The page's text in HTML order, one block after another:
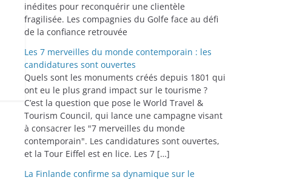
inédites pour reconquérir une clientèle
fragilisée. Les compagnies du Golfe face au défi
de la confiance retrouvée
Les 7 merveilles du monde contemporain : les
candidatures sont ouvertes
Quels sont les monuments créés depuis 1801 qui
ont eu le plus grand impact sur le tourisme ?
C’est la question que pose le World Travel &
Tourism Council, qui lance une campagne visant
à consacrer les "7 merveilles du monde
contemporain". Les candidatures sont ouvertes,
et la Tour Eiffel est en lice. Les 7 […]
La Finlande confirme sa dynamique sur le